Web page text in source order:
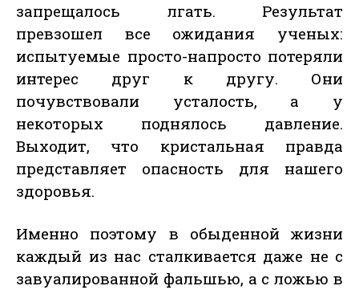
запрещалось лгать. Результат
превзошел все ожидания ученых:
испытуемые просто-напросто потеряли
интерес друг к другу. Они
почувствовали усталость, а у
некоторых поднялось давление.
Выходит, что кристальная правда
представляет опасность для нашего
здоровья.
Именно поэтому в обыденной жизни
каждый из нас сталкивается даже не с
завуалированной фальшью, а с ложью в